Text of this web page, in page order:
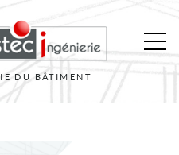
DU BÂTIMENT